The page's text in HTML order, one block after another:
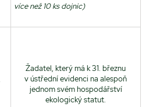
více než 10 ks dojnic)
Žadatel, který má k 31. březnu
v ústřední evidenci na alespoň
jednom svém hospodářství
ekologický statut.